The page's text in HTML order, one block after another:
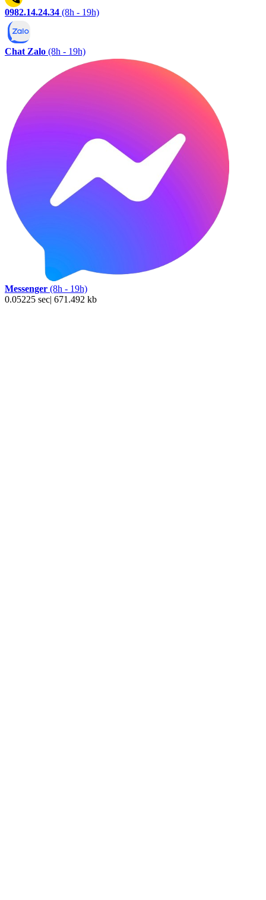
0982.14.24.34 (8h - 19h)
Chat Zalo (8h - 19h)
Messenger (8h - 19h)
0.05225 sec| 671.492 kb